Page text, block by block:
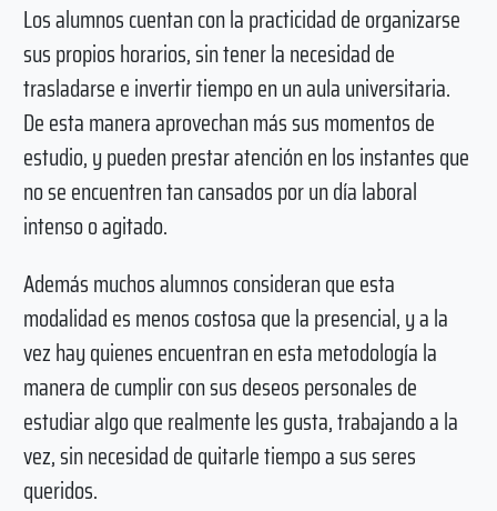
Los alumnos cuentan con la practicidad de organizarse
sus propios horarios, sin tener la necesidad de
trasladarse e invertir tiempo en un aula universitaria.
De esta manera aprovechan más sus momentos de
estudio, y pueden prestar atención en los instantes que
no se encuentren tan cansados por un día laboral
intenso o agitado.
Además muchos alumnos consideran que esta
modalidad es menos costosa que la presencial, y a la
vez hay quienes encuentran en esta metodología la
manera de cumplir con sus deseos personales de
estudiar algo que realmente les gusta, trabajando a la
vez, sin necesidad de quitarle tiempo a sus seres
queridos.